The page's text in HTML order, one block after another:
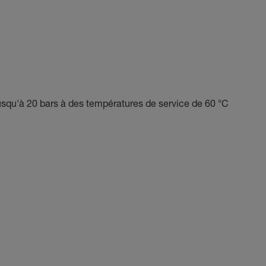
20 bars à des températures de service de 60 °C